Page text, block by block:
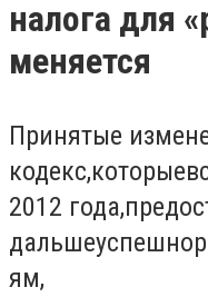
налога для
меняется
Принятые
кодекс,которые
2012 года,
дальшеуспешно
ям,